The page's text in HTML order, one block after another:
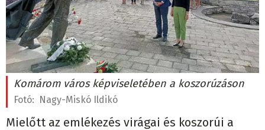
Komárom város képviseletében a koszorúzáson
Fotó: Nagy-Miskó Ildikó
Mielőtt az emlékezés virágai és koszorúi a